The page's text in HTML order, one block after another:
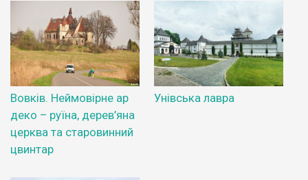
Вовків. Неймовірне ар
деко – руїна, дерев’яна
церква та старовинний
цвинтар
Унівська лавра